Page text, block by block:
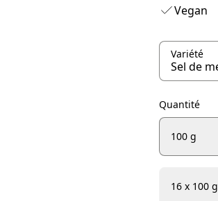
Vegan
Variété
Quantité
100 g
16 x 100 g